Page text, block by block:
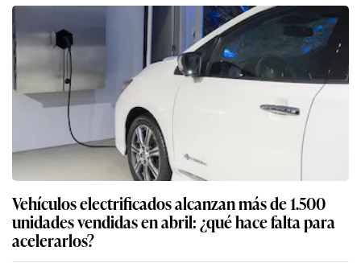
Vehículos electrificados alcanzan más de 1.500
unidades vendidas en abril: ¿qué hace falta para
acelerarlos?